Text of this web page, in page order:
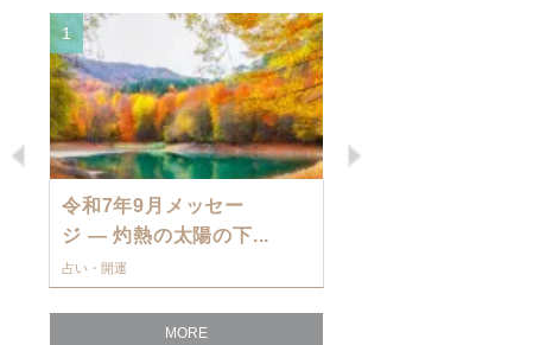
Previous
1
令和7年9月メッセー
ジ — 灼熱の太陽の下...
占い・開運
MORE